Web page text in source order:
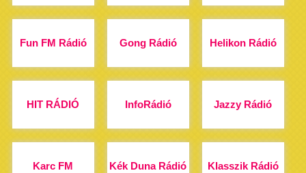
Fun FM Rádió Gong Rádió Helikon Rádió
HIT RÁDIÓ InfoRádió Jazzy Rádió
Karc FM Kék Duna Rádió Klasszik Rádió